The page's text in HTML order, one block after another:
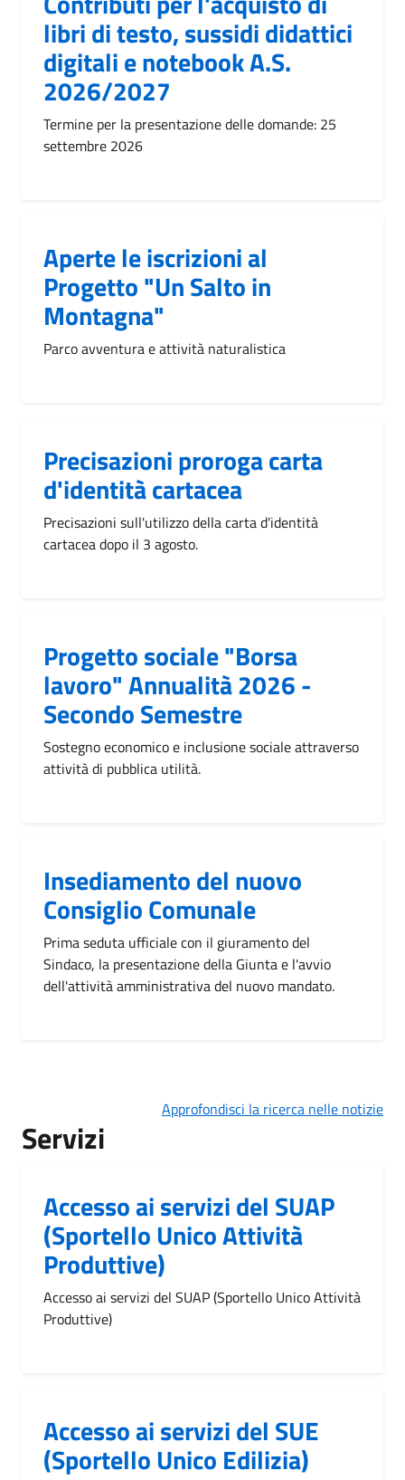
libri di testo, sussidi didattici
digitali e notebook A.S.
2026/2027
Termine per la presentazione delle domande: 25
settembre 2026
Aperte le iscrizioni al
Progetto "Un Salto in
Montagna"
Parco avventura e attività naturalistica
Precisazioni proroga carta
d'identità cartacea
Precisazioni sull'utilizzo della carta d'identità
cartacea dopo il 3 agosto.
Progetto sociale "Borsa
lavoro" Annualità 2026 -
Secondo Semestre
Sostegno economico e inclusione sociale attraverso
attività di pubblica utilità.
Insediamento del nuovo
Consiglio Comunale
Prima seduta ufficiale con il giuramento del
Sindaco, la presentazione della Giunta e l'avvio
dell'attività amministrativa del nuovo mandato.
Approfondisci la ricerca nelle notizie
Servizi
Accesso ai servizi del SUAP
(Sportello Unico Attività
Produttive)
Accesso ai servizi del SUAP (Sportello Unico Attività
Produttive)
Accesso ai servizi del SUE
(Sportello Unico Edilizia)